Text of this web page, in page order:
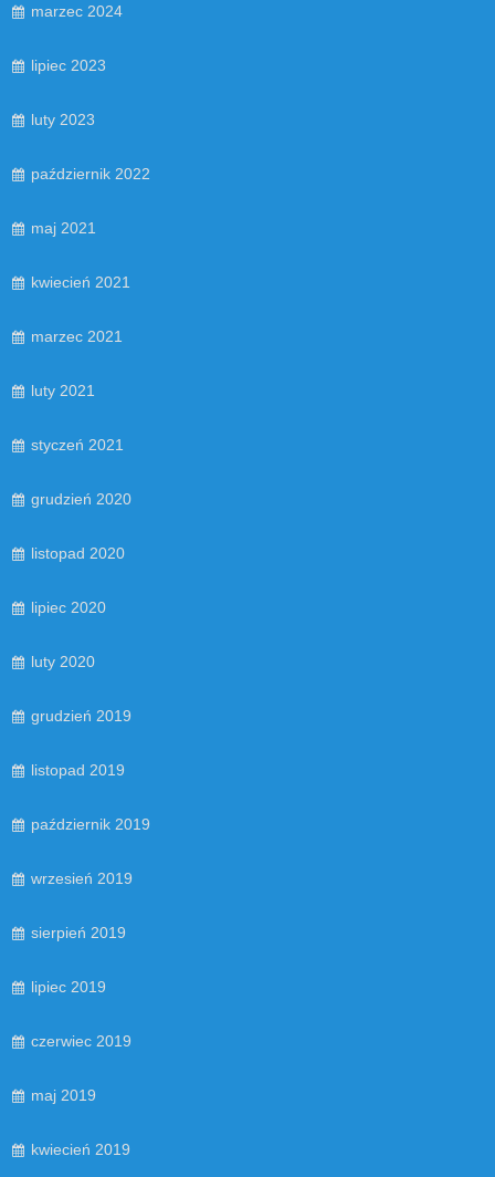
marzec 2024
lipiec 2023
luty 2023
październik 2022
maj 2021
kwiecień 2021
marzec 2021
luty 2021
styczeń 2021
grudzień 2020
listopad 2020
lipiec 2020
luty 2020
grudzień 2019
listopad 2019
październik 2019
wrzesień 2019
sierpień 2019
lipiec 2019
czerwiec 2019
maj 2019
kwiecień 2019